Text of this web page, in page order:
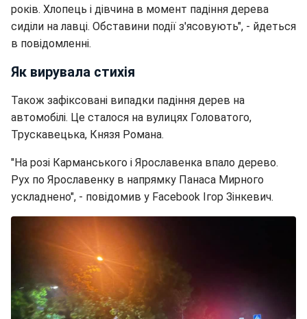
років. Хлопець і дівчина в момент падіння дерева
сиділи на лавці. Обставини події з'ясовують", - йдеться
в повідомленні.
Як вирувала стихія
Також зафіксовані випадки падіння дерев на
автомобілі. Це сталося на вулицях Головатого,
Трускавецька, Князя Романа.
"На розі Карманського і Ярославенка впало дерево.
Рух по Ярославенку в напрямку Панаса Мирного
ускладнено", - повідомив у Facebook Ігор Зінкевич.